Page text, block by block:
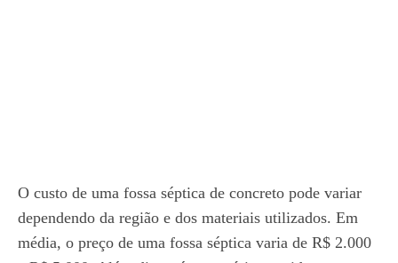
O custo de uma fossa séptica de concreto pode variar
dependendo da região e dos materiais utilizados. Em
média, o preço de uma fossa séptica varia de R$ 2.000